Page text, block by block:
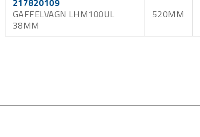
217820109
GAFFELVAGN LHM100UL
38MM
520MM